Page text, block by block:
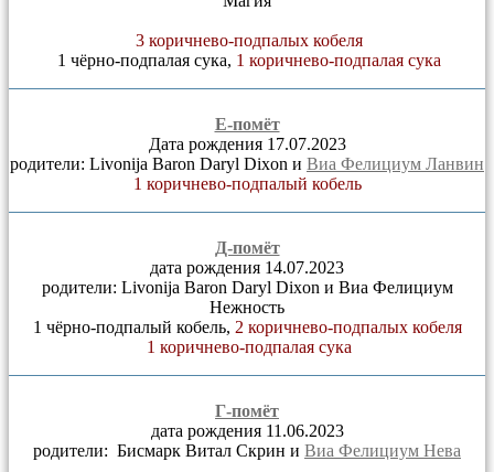
3 коричнево-подпалых кобеля
1 чёрно-подпалая сука, 1 коричнево-подпалая сука
Е-помёт
Дата рождения 17.07.2023
родители: Livonija Baron Daryl Dixon и Виа Фелициум Ланвин
1 коричнево-подпалый кобель
Д-помёт
дата рождения 14.07.2023
родители: Livonija Baron Daryl Dixon и Виа Фелициум
Нежность
1 чёрно-подпалый кобель, 2 коричнево-подпалых кобеля
1 коричнево-подпалая сука
Г-помёт
дата рождения 11.06.2023
родители: Бисмарк Витал Скрин и Виа Фелициум Нева